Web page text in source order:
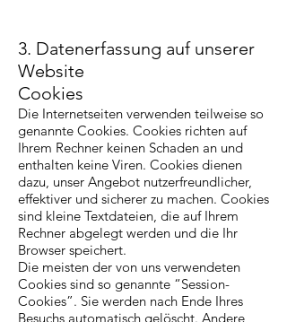
3. Datenerfassung auf unserer
Website
Cookies
Die Internetseiten verwenden teilweise so
genannte Cookies. Cookies richten auf
Ihrem Rechner keinen Schaden an und
enthalten keine Viren. Cookies dienen
dazu, unser Angebot nutzerfreundlicher,
effektiver und sicherer zu machen. Cookies
sind kleine Textdateien, die auf Ihrem
Rechner abgelegt werden und die Ihr
Browser speichert.
Die meisten der von uns verwendeten
Cookies sind so genannte “Session-
Cookies”. Sie werden nach Ende Ihres
Besuchs automatisch gelöscht. Andere